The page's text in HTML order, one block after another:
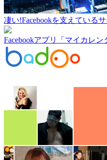
凄い!Facebookを支えている
Facebookアプリ「マイカレ